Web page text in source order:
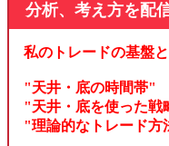
分析、考え方を配
私のトレードの基盤と
"天井・底の時間帯"
"天井・底を使った戦
"理論的なトレード方